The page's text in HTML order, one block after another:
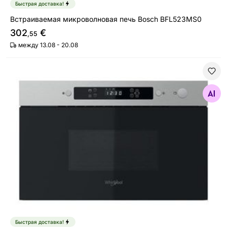
Быстрая доставка!
Встраиваемая микроволновая печь Bosch BFL523MS0
302,55 €
между 13.08 - 20.08
Встраиваемая микроволновая печь Whirlpool
Найдите похожие
Быстрая доставка!